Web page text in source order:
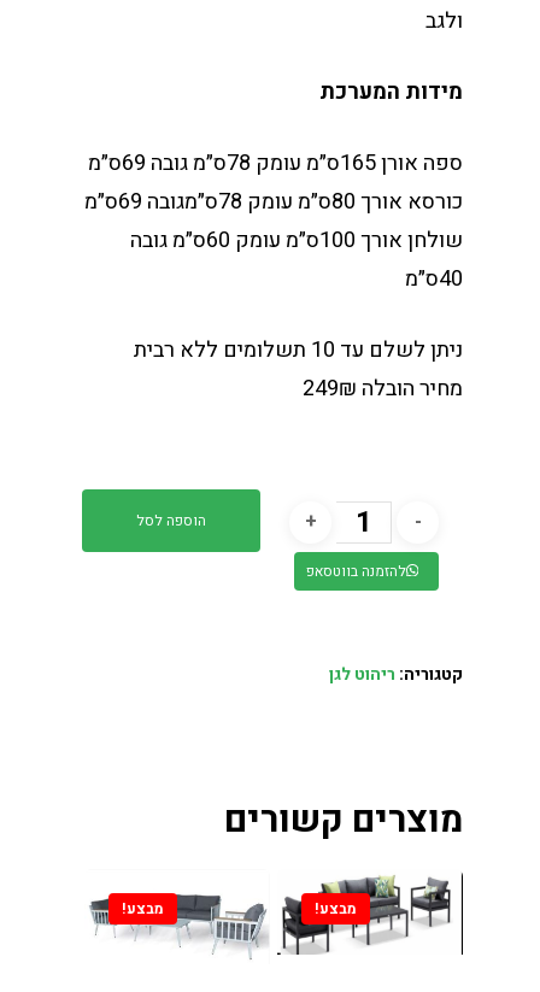
ולגב
מידות המערכת
ספה אורן 165ס״מ עומק 78ס״מ גובה 69ס״מ
כורסא אורך 80ס״מ עומק 78ס״מגובה 69ס״מ
שולחן אורך 100ס״מ עומק 60ס״מ גובה
40ס״מ
ניתן לשלם עד 10 תשלומים ללא רבית
מחיר הובלה 249₪
הוספה לסל
להזמנה בווטסאפ
קטגוריה: ריהוט לגן
מוצרים קשורים
מבצע! מבצע!
וכורסאות במחירים
מהיבואן לצרכן